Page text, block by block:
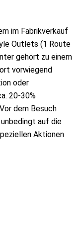
im Fabrikverkauf
Outlets (1 Route
gehört zu einem
vorwiegend
oder
20-30%
dem Besuch
auf die
Aktionen